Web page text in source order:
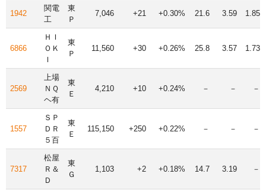
1942
関電
工
東
Ｐ
7,046 +21 +0.30% 21.6 3.59 1.85
6866
ＨＩ
ＯＫ
Ｉ
東
Ｐ
11,560 +30 +0.26% 25.8 3.57 1.73
2569
上場
ＮＱ
ヘ有
東
Ｅ
4,210 +10 +0.24% － － －
1557
ＳＰ
ＤＲ
５百
東
Ｅ
115,150 +250 +0.22% － － －
7317
松屋
Ｒ＆
Ｄ
東
Ｇ
1,103 +2 +0.18% 14.7 3.19 －